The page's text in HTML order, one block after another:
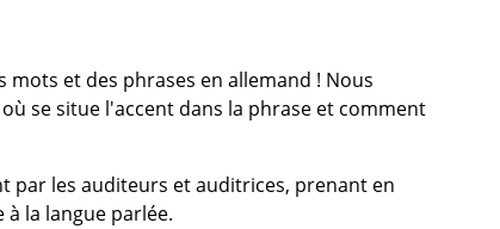
et des phrases en allemand ! Nous
se situe l'accent dans la phrase et comment
par les auditeurs et auditrices, prenant en
la langue parlée.